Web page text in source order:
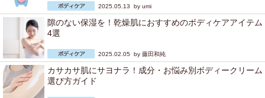
2025.05.13 by umi
隙のない保湿を！乾燥肌におすすめのボディケアアイテム
4選
2025.02.05 by 藤田和純
カサカサ肌にサヨナラ！成分・お悩み別ボディークリーム
選び方ガイド